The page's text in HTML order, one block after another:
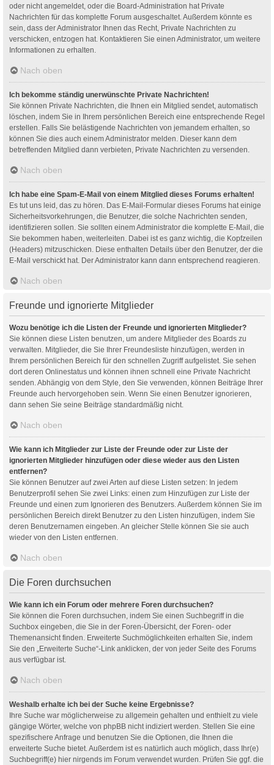
oder nicht angemeldet, oder die Board-Administration hat Private
Nachrichten für das komplette Forum ausgeschaltet. Außerdem könnte es
sein, dass der Administrator Ihnen das Recht, Private Nachrichten zu
verschicken, entzogen hat. Kontaktieren Sie einen Administrator, um weitere
Informationen zu erhalten.
Nach oben
Ich bekomme ständig unerwünschte Private Nachrichten!
Sie können Private Nachrichten, die Ihnen ein Mitglied sendet, automatisch
löschen, indem Sie in Ihrem persönlichen Bereich eine entsprechende Regel
erstellen. Falls Sie belästigende Nachrichten von jemandem erhalten, so
können Sie dies auch einem Administrator melden. Dieser kann dem
betreffenden Mitglied dann verbieten, Private Nachrichten zu versenden.
Nach oben
Ich habe eine Spam-E-Mail von einem Mitglied dieses Forums erhalten!
Es tut uns leid, das zu hören. Das E-Mail-Formular dieses Forums hat einige
Sicherheitsvorkehrungen, die Benutzer, die solche Nachrichten senden,
identifizieren sollen. Sie sollten einem Administrator die komplette E-Mail, die
Sie bekommen haben, weiterleiten. Dabei ist es ganz wichtig, die Kopfzeilen
(Headers) mitzuschicken. Diese enthalten Details über den Benutzer, der die
E-Mail verschickt hat. Der Administrator kann dann entsprechend reagieren.
Nach oben
Freunde und ignorierte Mitglieder
Wozu benötige ich die Listen der Freunde und ignorierten Mitglieder?
Sie können diese Listen benutzen, um andere Mitglieder des Boards zu
verwalten. Mitglieder, die Sie Ihrer Freundesliste hinzufügen, werden in
Ihrem persönlichen Bereich für den schnellen Zugriff aufgelistet. Sie sehen
dort deren Onlinestatus und können ihnen schnell eine Private Nachricht
senden. Abhängig von dem Style, den Sie verwenden, können Beiträge Ihrer
Freunde auch hervorgehoben sein. Wenn Sie einen Benutzer ignorieren,
dann sehen Sie seine Beiträge standardmäßig nicht.
Nach oben
Wie kann ich Mitglieder zur Liste der Freunde oder zur Liste der
ignorierten Mitglieder hinzufügen oder diese wieder aus den Listen
entfernen?
Sie können Benutzer auf zwei Arten auf diese Listen setzen: In jedem
Benutzerprofil sehen Sie zwei Links: einen zum Hinzufügen zur Liste der
Freunde und einen zum Ignorieren des Benutzers. Außerdem können Sie im
persönlichen Bereich direkt Benutzer zu den Listen hinzufügen, indem Sie
deren Benutzernamen eingeben. An gleicher Stelle können Sie sie auch
wieder von den Listen entfernen.
Nach oben
Die Foren durchsuchen
Wie kann ich ein Forum oder mehrere Foren durchsuchen?
Sie können die Foren durchsuchen, indem Sie einen Suchbegriff in die
Suchbox eingeben, die Sie in der Foren-Übersicht, der Foren- oder
Themenansicht finden. Erweiterte Suchmöglichkeiten erhalten Sie, indem
Sie den „Erweiterte Suche“-Link anklicken, der von jeder Seite des Forums
aus verfügbar ist.
Nach oben
Weshalb erhalte ich bei der Suche keine Ergebnisse?
Ihre Suche war möglicherweise zu allgemein gehalten und enthielt zu viele
gängige Wörter, welche von phpBB nicht indiziert werden. Stellen Sie eine
spezifischere Anfrage und benutzen Sie die Optionen, die Ihnen die
erweiterte Suche bietet. Außerdem ist es natürlich auch möglich, dass Ihr(e)
Suchbegriff(e) hier nirgends im Forum verwendet wurden. Prüfen Sie ggf. die